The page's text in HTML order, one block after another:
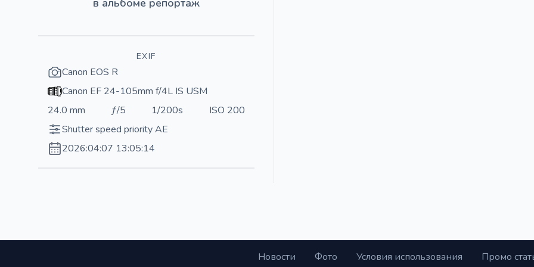
EXIF
Canon EOS R
Canon EF 24-105mm f/4L IS USM
24.0 mm
ƒ/5 1/200s
ISO 200
Shutter speed priority AE
2026:04:07 13:05:14
Новости Фото Условия использования Промо